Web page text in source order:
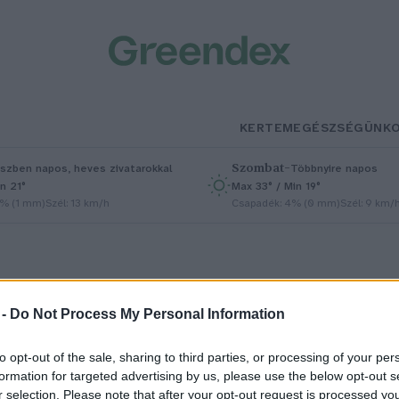
Do Not Process My Personal Information
opt-out of the sale, sharing to third parties, or processing of your
for targeted advertising by us, please use the below opt-out
selection. Please note that after your opt-out request is processed
KERTEMEGÉSZSÉGÜNK
napos, heves zivatarokkal
21°
(1 mm)Szél: 13 km/h
Szombat–Többnyire napos
Max 33° / Min 19°
Csapadék: 4% (0 mm)Szél: 9 km/h
el a sampont, hagyd el a